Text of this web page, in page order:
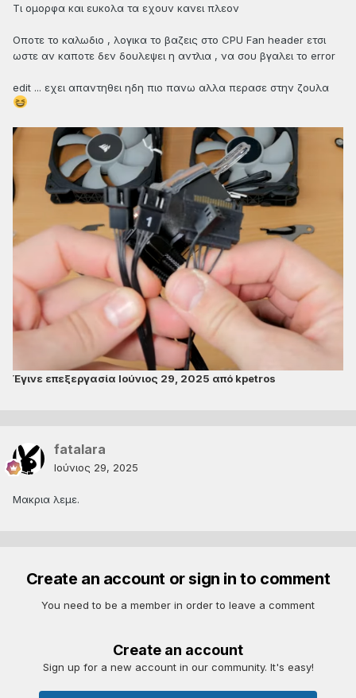
Τι ομορφα και ευκολα τα εχουν κανει πλεον
Οποτε το καλωδιο , λογικα το βαζεις στο CPU Fan header ετσι
ωστε αν καποτε δεν δουλεψει η αντλια , να σου βγαλει το error
edit ... εχει απαντηθει ηδη πιο πανω αλλα περασε στην ζουλα
Έγινε επεξεργασία Ιούνιος 29, 2025 από kpetros
fatalara
Ιούνιος 29, 2025
Μακρια λεμε.
Create an account or sign in to comment
You need to be a member in order to leave a comment
Create an account
Sign up for a new account in our community. It's easy!